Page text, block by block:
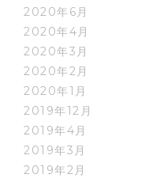
2020年6月
2020年4月
2020年3月
2020年2月
2020年1月
2019年12月
2019年4月
2019年3月
2019年2月